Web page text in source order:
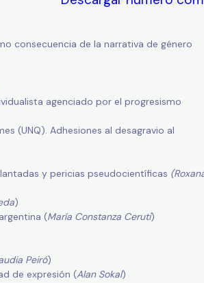
consecuencia de la narrativa de género
agenciado por el progresismo
(UNQ). Adhesiones al desagravio al
y pericias pseudocientíficas
)
(María Constanza Ceruti)
Peiró)
de expresión (Alan Sokal)